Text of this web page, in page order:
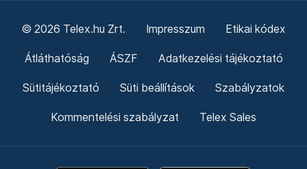
© 2026 Telex.hu Zrt. Impresszum Etikai kódex
Átláthatóság ÁSZF Adatkezelési tájékoztató
Sütitájékoztató Süti beállítások Szabályzatok
Kommentelési szabályzat Telex Sales